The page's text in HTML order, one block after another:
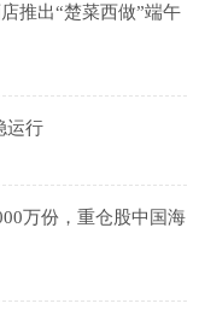
推出“楚菜西做”端午
运行
万份，重仓股中国海